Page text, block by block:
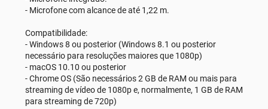
- Microfone com alcance de até 1,22 m.
Compatibilidade:
- Windows 8 ou posterior (Windows 8.1 ou posterior
necessário para resoluções maiores que 1080p)
- macOS 10.10 ou posterior
- Chrome OS (São necessários 2 GB de RAM ou mais para
streaming de vídeo de 1080p e, normalmente, 1 GB de RAM
para streaming de 720p)